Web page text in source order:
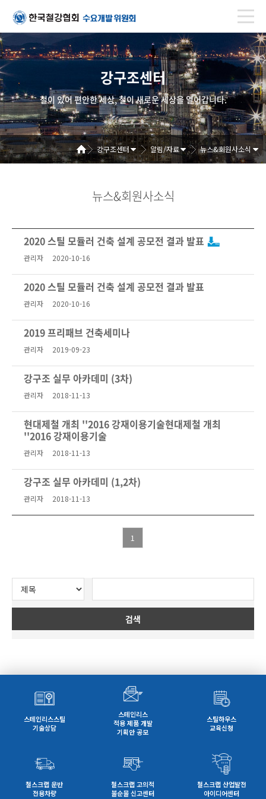
강구조센터
철이 있어 편안한 세상, 철이 새로운 세상을 열어갑니다.
강구조센터 알림/자료 뉴스&회원사소식
뉴스&회원사소식
2020 스틸 모듈러 건축 설계 공모전 결과 발표
관리자 2020-10-16
2020 스틸 모듈러 건축 설계 공모전 결과 발표
관리자 2020-10-16
2019 프리패브 건축세미나
관리자 2019-09-23
강구조 실무 아카데미 (3차)
관리자 2018-11-13
현대제철 개최 ''2016 강재이용기술현대제철 개최
''2016 강재이용기술
관리자 2018-11-13
강구조 실무 아카데미 (1,2차)
관리자 2018-11-13
1
검색
스테인리스스틸
기술상담
스테인리스
적용 제품 개발
기획안 공모
스틸하우스
교육신청
철스크랩 운반
전용차량
철스크랩 고의적
불순물 신고센터
철스크랩 산업발전
아이디어센터